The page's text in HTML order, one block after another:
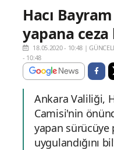
Hacı
yapana
18.05.2020 - 10:48 |
- 10:48
Ankara Valiliği,
Camisi'nin
yapan sürücüye
uygulandığını